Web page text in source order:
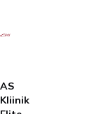
AS
Kliinik